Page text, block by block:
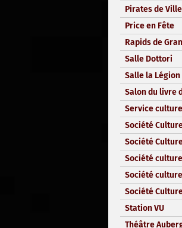
Pirates de
Price en Fête
Rapids de
Salle Dottori
Salle la Légion
Salon du livre
Service
Société
Société
Société
Société
Société
Station VU
Théâtre